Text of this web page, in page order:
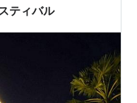
ティバル